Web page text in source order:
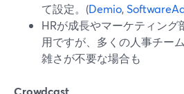
て設定。(Demio,
HRが成長やマーケティン
用ですが、多くの人事チー
雑さが不要な場合も
Crowdcast